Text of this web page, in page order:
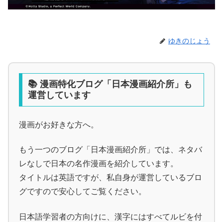
ゆきのじょう
📚 漫画特化ブログ「日本漫画紹介所」も
運営しています
漫画がお好きな方へ。
もう一つのブログ「日本漫画紹介所」では、ネタバ
レなしで日本の名作漫画を紹介しています。
タイトルは英語ですが、私自身が運営しているブロ
グですので安心してご覧ください。
日本語学習者の方向けに、漢字にはすべてルビを付